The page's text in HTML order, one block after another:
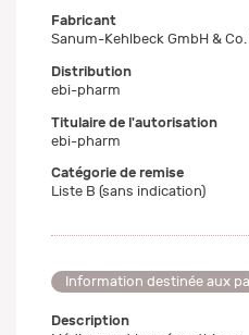
Fabricant
Sanum-Kehlbeck GmbH & Co.
Distribution
ebi-pharm
Titulaire de l'autorisation
ebi-pharm
Catégorie de remise
Liste B (sans indication)
Information destinée aux
Description